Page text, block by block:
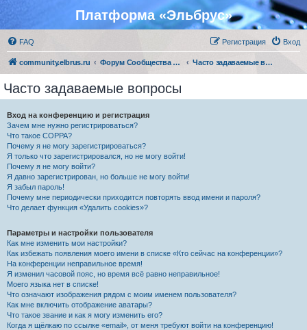
Платформа «Эльбрус»
FAQ Вход
Регистрация
community.elbrus.ru Форум Сообщества Эльбрус Часто задаваемые вопросы
Часто задаваемые вопросы
Вход на конференцию и регистрация
Зачем мне нужно регистрироваться?
Что такое COPPA?
Почему я не могу зарегистрироваться?
Я только что зарегистрировался, но не могу войти!
Почему я не могу войти?
Я давно зарегистрирован, но больше не могу войти!
Я забыл пароль!
Почему мне периодически приходится повторять ввод имени и пароля?
Что делает функция «Удалить cookies»?
Параметры и настройки пользователя
Как мне изменить мои настройки?
Как избежать появления моего имени в списке «Кто сейчас на конференции»?
На конференции неправильное время!
Я изменил часовой пояс, но время всё равно неправильное!
Моего языка нет в списке!
Что означают изображения рядом с моим именем пользователя?
Как мне включить отображение аватары?
Что такое звание и как я могу изменить его?
Когда я щёлкаю по ссылке «email», от меня требуют войти на конференцию!